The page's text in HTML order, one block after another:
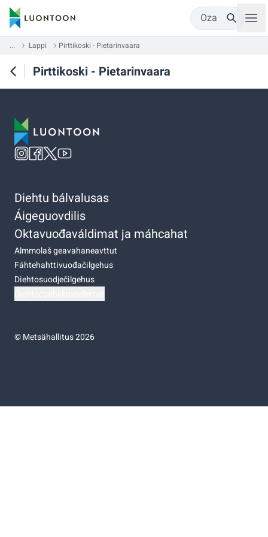
Oza
... Lappi Pirttikoski - Pietarinvaara
Pirttikoski - Pietarinvaara
Diehtu bálvalusas
Áigeguovdilis
Oktavuođaváldimat ja máhcahat
Almmolaš geavahaneavttut
Fáhtehahttivuođačilgehus
Diehtosuodječilgehus
©Metsähallitus 2026